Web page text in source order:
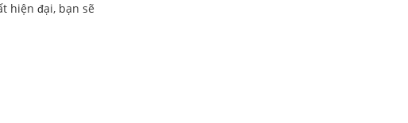
hiện đại, bạn sẽ